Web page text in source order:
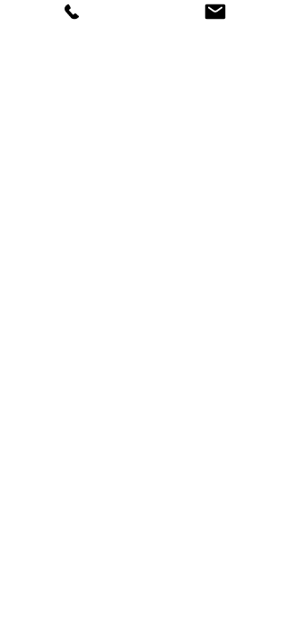
כבעלי עסקים וכמובן את ערך העסק: